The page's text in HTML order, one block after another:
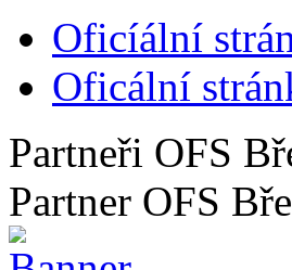
Oficíální
Oficální
Partneři OFS
Partner OFS